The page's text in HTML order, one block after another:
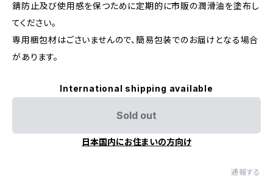
錆防止及び使用感を保つために定期的に市販の潤滑油を塗布し
てください。
専用梱包材はごさいませんので、簡易包装でのお届けとなる場合
があります。
International shipping available
Sold out
日本国内にお住まいの方向け
通報する